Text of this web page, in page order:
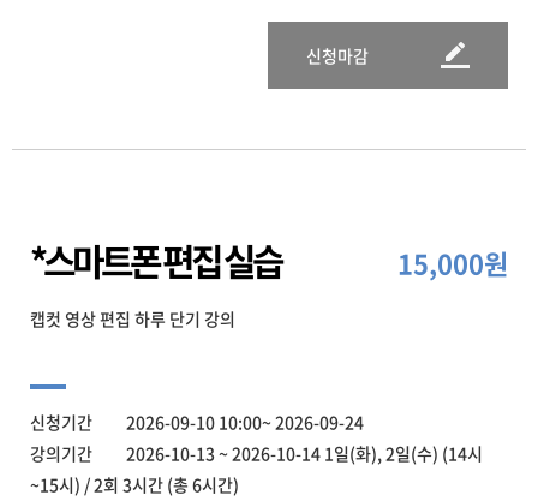
신청마감
*스마트폰 편집 실습 15,000원
캡컷 영상 편집 하루 단기 강의
신청기간 2026-09-10 10:00~ 2026-09-24
강의기간 2026-10-13 ~ 2026-10-14 1일(화), 2일(수) (14시
~15시) / 2회 3시간 (총 6시간)